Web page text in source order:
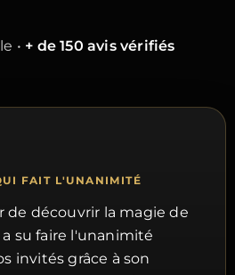
• + de 150 avis vérifiés
FAIT L'UNANIMITÉ
de découvrir la magie de
su faire l'unanimité
invités grâce à son